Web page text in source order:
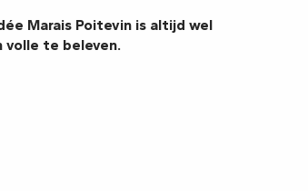
Marais Poitevin is altijd wel
volle te beleven.